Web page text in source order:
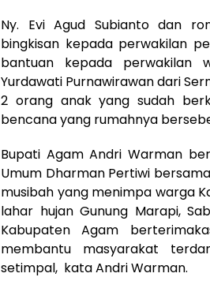
Ny. Evi Agud Subianto dan
bingkisan kepada perwakilan
bantuan kepada perwakilan
Yurdawati Purnawirawan dari
2 orang anak yang sudah
bencana yang rumahnya
Bupati Agam Andri Warman
Umum Dharman Pertiwi
musibah yang menimpa warga
lahar hujan Gunung Marapi,
Kabupaten Agam
membantu masyarakat
setimpal, kata Andri Warman.